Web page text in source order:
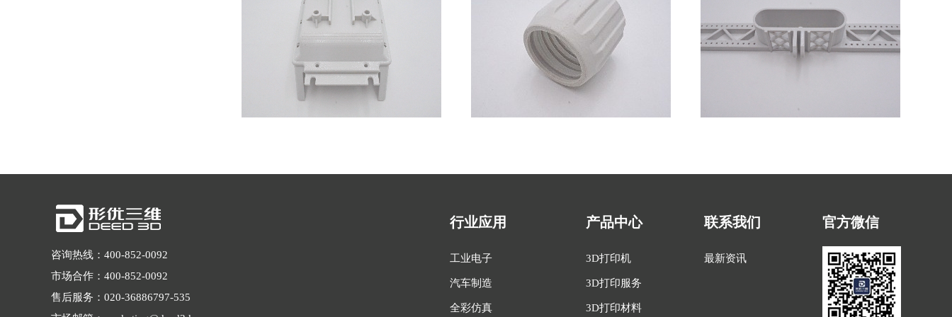
咨询热线：400-852-0092
市场合作：400-852-0092
售后服务：020-36886797-535
行业应用
工业电子
汽车制造
全彩仿真
产品中心
3D打印机
3D打印服务
3D打印材料
联系我们
最新资讯
官方微信